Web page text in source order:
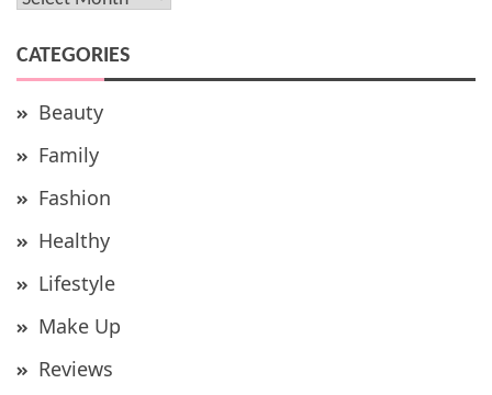
CATEGORIES
Beauty
Family
Fashion
Healthy
Lifestyle
Make Up
Reviews